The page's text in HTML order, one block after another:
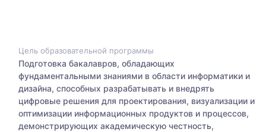
Цель образовательной программы
Подготовка бакалавров, обладающих
фундаментальными знаниями в области информатики и
дизайна, способных разрабатывать и внедрять
цифровые решения для проектирования, визуализации и
оптимизации информационных продуктов и процессов,
демонстрирующих академическую честность,